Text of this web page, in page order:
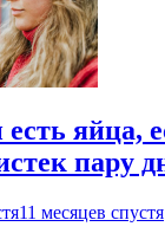
яйца,
пару
11 месяцев спустя